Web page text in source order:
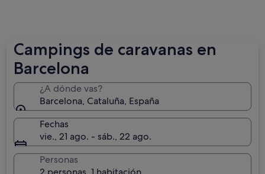
Campings de caravanas en
Barcelona
¿A dónde vas?
Barcelona, Cataluña, España
Fechas
vie., 21 ago. - sáb., 22 ago.
Personas